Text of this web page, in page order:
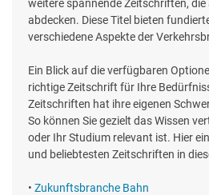
weitere spannende Zeitschriften,
abdecken. Diese Titel bieten
verschiedene Aspekte der
Ein Blick auf die verfügbaren
richtige Zeitschrift für Ihre
Zeitschriften hat ihre eigenen
So können Sie gezielt das Wissen
oder Ihr Studium relevant ist. Hier
und beliebtesten Zeitschriften in
• Zukunftsbranche Bahn